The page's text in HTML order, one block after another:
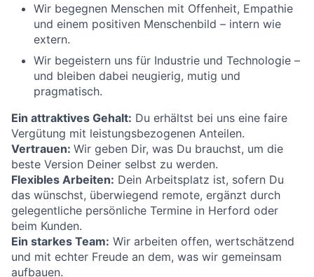
Wir begegnen Menschen mit Offenheit, Empathie
und einem positiven Menschenbild – intern wie
extern.
Wir begeistern uns für Industrie und Technologie –
und bleiben dabei neugierig, mutig und
pragmatisch.
Ein attraktives Gehalt: Du erhältst bei uns eine faire
Vergütung mit leistungsbezogenen Anteilen.
Vertrauen: Wir geben Dir, was Du brauchst, um die
beste Version Deiner selbst zu werden.
Flexibles Arbeiten: Dein Arbeitsplatz ist, sofern Du
das wünschst, überwiegend remote, ergänzt durch
gelegentliche persönliche Termine in Herford oder
beim Kunden.
Ein starkes Team: Wir arbeiten offen, wertschätzend
und mit echter Freude an dem, was wir gemeinsam
aufbauen.